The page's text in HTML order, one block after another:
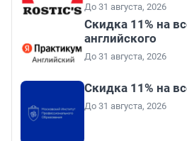
До 31 августа, 2026
Скидка 11% на
английского
До 31 августа, 2026
Скидка 11% на
До 31 августа, 2026